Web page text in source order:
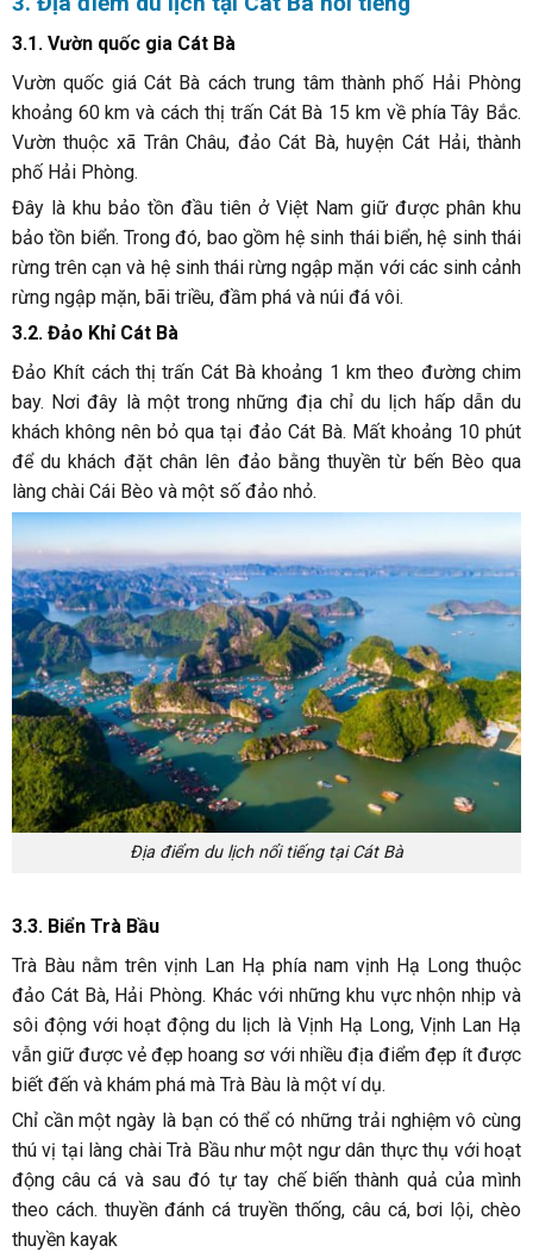
3.1. Vườn quốc gia Cát Bà
Vườn quốc giá Cát Bà cách trung tâm thành phố Hải Phòng
khoảng 60 km và cách thị trấn Cát Bà 15 km về phía Tây Bắc.
Vườn thuộc xã Trân Châu, đảo Cát Bà, huyện Cát Hải, thành
phố Hải Phòng.
Đây là khu bảo tồn đầu tiên ở Việt Nam giữ được phân khu
bảo tồn biển. Trong đó, bao gồm hệ sinh thái biển, hệ sinh thái
rừng trên cạn và hệ sinh thái rừng ngập mặn với các sinh cảnh
rừng ngập mặn, bãi triều, đầm phá và núi đá vôi.
3.2. Đảo Khỉ Cát Bà
Đảo Khít cách thị trấn Cát Bà khoảng 1 km theo đường chim
bay. Nơi đây là một trong những địa chỉ du lịch hấp dẫn du
khách không nên bỏ qua tại đảo Cát Bà. Mất khoảng 10 phút
để du khách đặt chân lên đảo bằng thuyền từ bến Bèo qua
làng chài Cái Bèo và một số đảo nhỏ.
Địa điểm du lịch nổi tiếng tại Cát Bà
3.3. Biển Trà Bầu
Trà Bàu nằm trên vịnh Lan Hạ phía nam vịnh Hạ Long thuộc
đảo Cát Bà, Hải Phòng. Khác với những khu vực nhộn nhịp và
sôi động với hoạt động du lịch là Vịnh Hạ Long, Vịnh Lan Hạ
vẫn giữ được vẻ đẹp hoang sơ với nhiều địa điểm đẹp ít được
biết đến và khám phá mà Trà Bàu là một ví dụ.
Chỉ cần một ngày là bạn có thể có những trải nghiệm vô cùng
thú vị tại làng chài Trà Bầu như một ngư dân thực thụ với hoạt
động câu cá và sau đó tự tay chế biến thành quả của mình
theo cách. thuyền đánh cá truyền thống, câu cá, bơi lội, chèo
thuyền kayak